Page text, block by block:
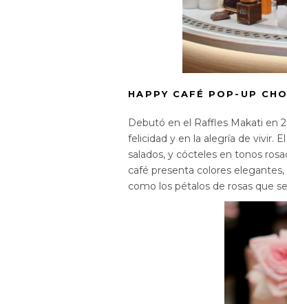
HAPPY CAFÉ POP-UP
Debutó en el Raffles Makati en
felicidad y en la alegría de vivir.
salados, y cócteles en tonos
café presenta colores
como los pétalos de rosas que